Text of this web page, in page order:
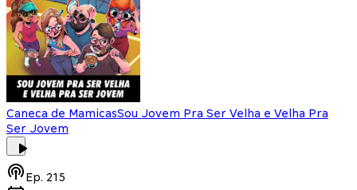
Caneca de MamicasSou Jovem Pra Ser Velha e Velha Pra
Ser Jovem
Ep. 215